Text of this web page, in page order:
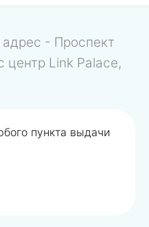
- Проспект
центр Link Palace,
пункта выдачи